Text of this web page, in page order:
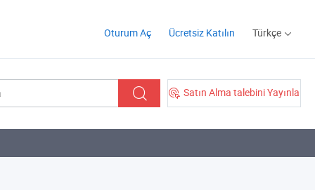
Oturum Aç Ücretsiz Katılın Türkçe
Satın Alma talebini Yayınla